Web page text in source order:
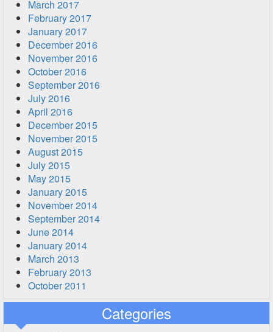
March 2017
February 2017
January 2017
December 2016
November 2016
October 2016
September 2016
July 2016
April 2016
December 2015
November 2015
August 2015
July 2015
May 2015
January 2015
November 2014
September 2014
June 2014
January 2014
March 2013
February 2013
October 2011
Categories